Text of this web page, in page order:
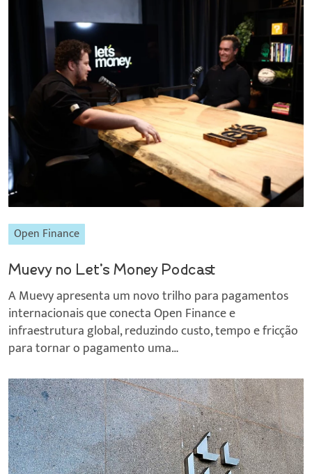
Open Finance
Muevy no Let’s Money Podcast
A Muevy apresenta um novo trilho para pagamentos
internacionais que conecta Open Finance e
infraestrutura global, reduzindo custo, tempo e fricção
para tornar o pagamento uma…